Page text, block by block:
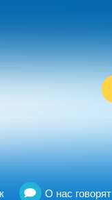
О нас говорят